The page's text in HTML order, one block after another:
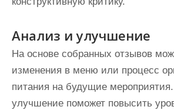
Анализ и улучшение
На основе собранных отзывов
изменения в меню или процесс
питания на будущие
улучшение поможет повысить